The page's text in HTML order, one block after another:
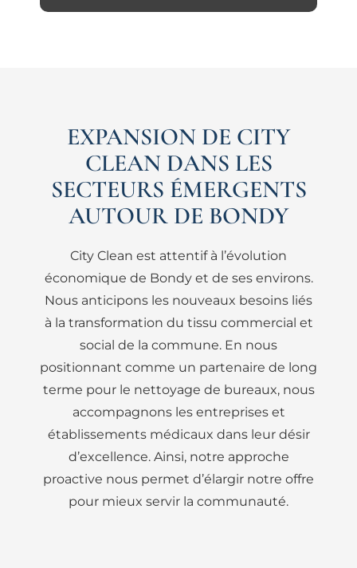
EXPANSION DE CITY
CLEAN DANS LES
SECTEURS ÉMERGENTS
AUTOUR DE BONDY
City Clean est attentif à l’évolution
économique de Bondy et de ses environs.
Nous anticipons les nouveaux besoins liés
à la transformation du tissu commercial et
social de la commune. En nous
positionnant comme un partenaire de long
terme pour le nettoyage de bureaux, nous
accompagnons les entreprises et
établissements médicaux dans leur désir
d’excellence. Ainsi, notre approche
proactive nous permet d’élargir notre offre
pour mieux servir la communauté.